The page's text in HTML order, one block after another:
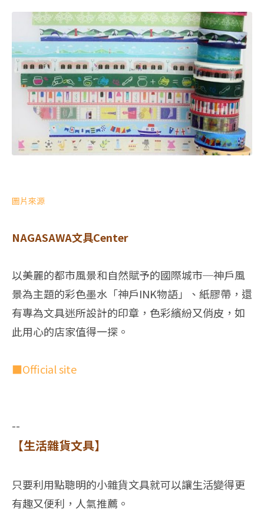
圖片來源
NAGASAWA文具Center
以美麗的都市風景和自然賦予的國際城市─神戶風
景為主題的彩色墨水「神戶INK物語」、紙膠帶，還
有專為文具迷所設計的印章，色彩繽紛又俏皮，如
此用心的店家值得一探。
■Official site
--
【生活雜貨文具】
只要利用點聰明的小雜貨文具就可以讓生活變得更
有趣又便利，人氣推薦。